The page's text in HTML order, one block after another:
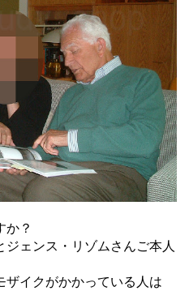
か？
ェンス・リゾムさんご本人
ザイクがかかっている人は